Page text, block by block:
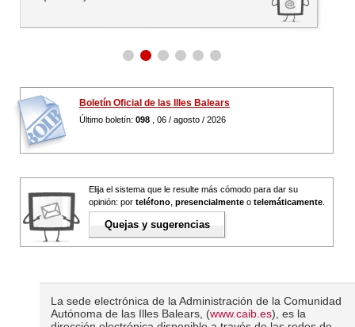
Boletín Oficial de las Illes Balears
Último boletín: 098 , 06 / agosto / 2026
Elija el sistema que le resulte más cómodo para dar su
opinión: por teléfono presencialmente o telemáticamente
Quejas y sugerencias
La sede electrónica de la Administración de la Comunidad
Autónoma de las Illes Balears, (www.caib.es), es la